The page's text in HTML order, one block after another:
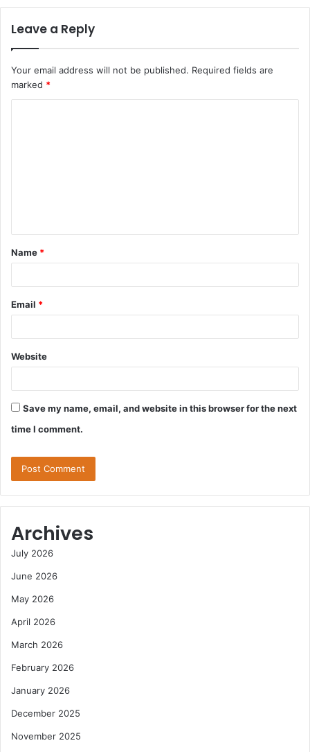
Leave a Reply
Your email address will not be published. Required fields are
marked *
t
*
Name *
Email *
Website
Save my name, email, and website in this browser for the next
time I comment.
Archives
July 2026
June 2026
May 2026
April 2026
March 2026
February 2026
January 2026
December 2025
November 2025